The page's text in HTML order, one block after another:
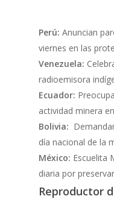
Perú: Anuncian
viernes en las
Venezuela:
radioemisora
Ecuador:
actividad minera
Bolivia:
día nacional de la
México: Escuelita
diaria por
Reproductor